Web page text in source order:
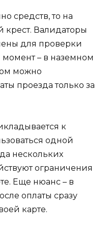
средств, то на
крест. Валидаторы
для проверки
– в наземном
можно
проезда только за
к
одной
нескольких
ограничения
Еще нюанс – в
оплаты сразу
карте.